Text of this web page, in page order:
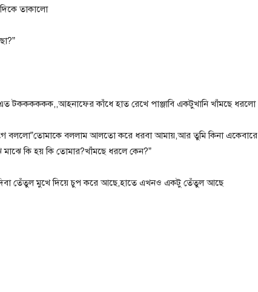
তাকালো
টকককককক,,আহনাফের কাঁধে হাত রেখে পাঞ্জাবি একটুখানি খাঁমছে ধরলো
বললো”তোমাকে বললাম আলতো করে ধরবা আমায়,আর তুমি কিনা একেবারে
মাঝে কি হয় কি তোমার?খাঁমছে ধরলে কেন?”
তেঁতুল মুখে দিয়ে চুপ করে আছে,হাতে এখনও একটু তেঁতুল আছে